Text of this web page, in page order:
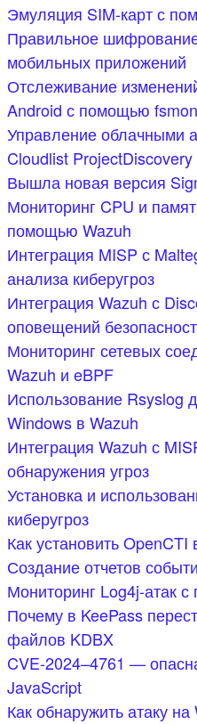
Эмуляция SIM-карт с
Правильное
мобильных приложений
Отслеживание
Android с помощью fsmon
Управление облачными
Cloudlist ProjectDiscovery
Вышла новая версия
Мониторинг CPU и
помощью Wazuh
Интеграция MISP с
анализа киберугроз
Интеграция Wazuh с
оповещений
Мониторинг сетевых
Wazuh и eBPF
Использование Rsyslog
Windows в Wazuh
Интеграция Wazuh с
обнаружения угроз
Установка и
киберугроз
Как установить OpenCTI
Создание отчетов
Мониторинг Log4j-атак
Почему в KeePass
файлов KDBX
CVE-2024–4761 —
JavaScript
Как обнаружить атаку